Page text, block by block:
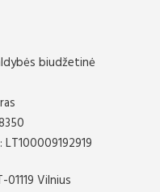
biudžetinė
01119 Vilnius